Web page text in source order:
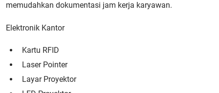
memudahkan dokumentasi jam kerja karyawan.
Elektronik Kantor
Kartu RFID
Laser Pointer
Layar Proyektor